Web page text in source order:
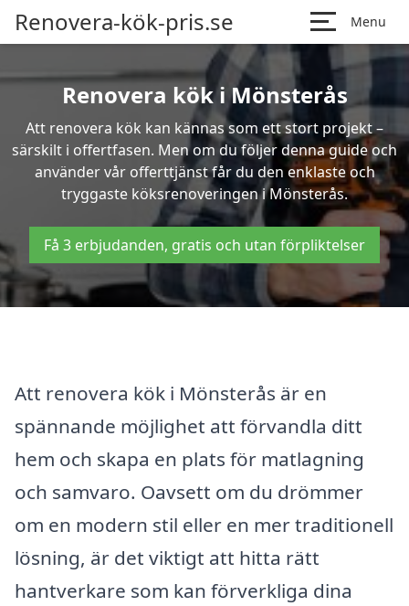
Renovera-kök-pris.se Menu
Renovera kök i Mönsterås
Att renovera kök kan kännas som ett stort projekt –
särskilt i offertfasen. Men om du följer denna guide och
använder vår offerttjänst får du den enklaste och
tryggaste köksrenoveringen i Mönsterås.
Få 3 erbjudanden, gratis och utan förpliktelser
Att renovera kök i Mönsterås är en
spännande möjlighet att förvandla ditt
hem och skapa en plats för matlagning
och samvaro. Oavsett om du drömmer
om en modern stil eller en mer traditionell
lösning, är det viktigt att hitta rätt
hantverkare som kan förverkliga dina